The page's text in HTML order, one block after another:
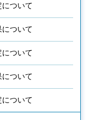
ついて
ついて
ついて
ついて
ついて